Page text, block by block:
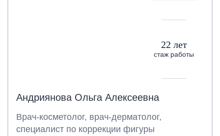
22 лет
стаж работы
Андриянова Ольга Алексеевна
Врач-косметолог, врач-дерматолог,
специалист по коррекции фигуры